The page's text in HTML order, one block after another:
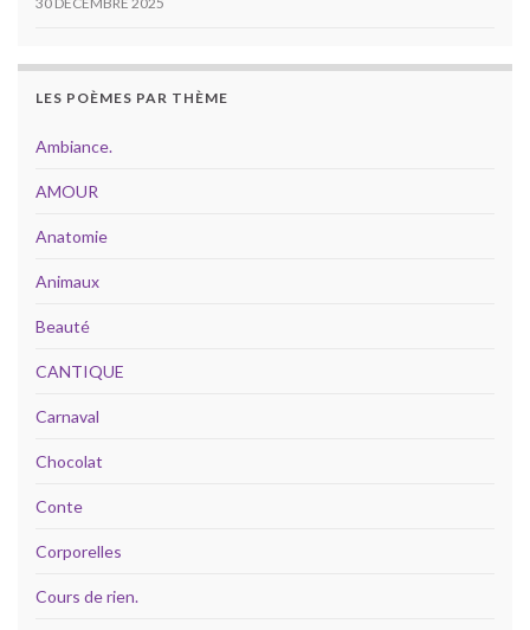
LES POÈMES PAR THÈME
Ambiance.
AMOUR
Anatomie
Animaux
Beauté
CANTIQUE
Carnaval
Chocolat
Conte
Corporelles
Cours de rien.